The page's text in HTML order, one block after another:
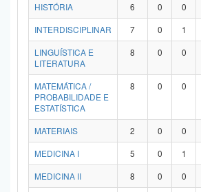
HISTÓRIA
6 0 0
INTERDISCIPLINAR
7 0 1
LINGUÍSTICA E
LITERATURA
8 0 0
MATEMÁTICA /
PROBABILIDADE E
ESTATÍSTICA
8 0 0
MATERIAIS 2 0 0
MEDICINA I
5 0 1
MEDICINA II
8 0 0